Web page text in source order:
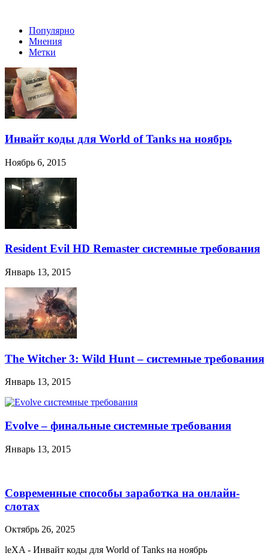
Популярно
Мнения
Метки
Инвайт коды для World of Tanks на ноябрь
Ноябрь 6, 2015
Resident Evil HD Remaster системные требования
Январь 13, 2015
The Witcher 3: Wild Hunt – системные требования
Январь 13, 2015
Evolve – финальные системные требования
Январь 13, 2015
Современные способы заработка на онлайн-
слотах
Октябрь 26, 2025
leXA - Инвайт коды для World of Tanks на ноябрь